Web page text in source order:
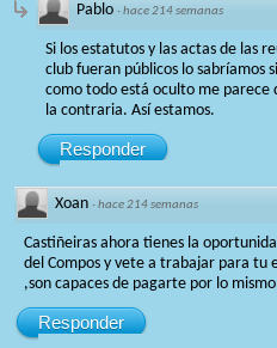
Pablo ·hace 214 semanas
Si los estatutos y las actas de las
club fueran públicos lo sabríamos
como todo está oculto me parece
la contraria. Así estamos.
Responder
Xoan ·hace 214 semanas
Castiñeiras ahora tienes la
del Compos y vete a trabajar para tu
,son capaces de pagarte por lo
Responder